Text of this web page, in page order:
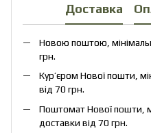
Доставка
Новою поштою,
грн.
Кур’єром Нової пошти,
від 70 грн.
Поштомат Нової пошти,
доставки від 70 грн.